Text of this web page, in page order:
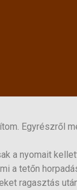
Egyrészről
a nyomait
a tetőn
ragasztás